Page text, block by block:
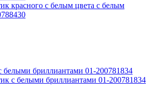
красного с белым цвета с белым
с белыми бриллиантами 01-200781834